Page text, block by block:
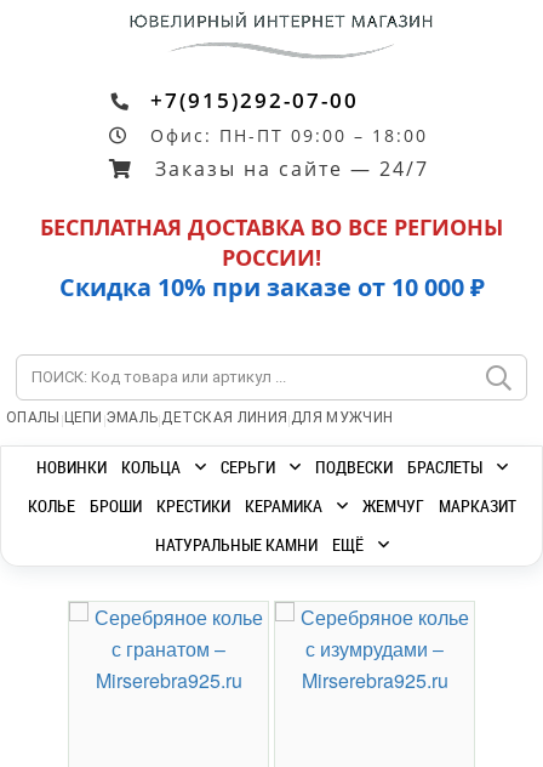
+7(915)292-07-00
Офис: ПН-ПТ 09:00 – 18:00
Заказы на сайте — 24/7
БЕСПЛАТНАЯ ДОСТАВКА ВО ВСЕ РЕГИОНЫ
РОССИИ!
Скидка 10% при заказе от 10 000 ₽
ОПАЛЫ | ЦЕПИ |ЭМАЛЬ|ДЕТСКАЯ ЛИНИЯ |ДЛЯ МУЖЧИН
НОВИНКИ КОЛЬЦА СЕРЬГИ ПОДВЕСКИ
БРАСЛЕТЫ
КОЛЬЕ
БРОШИ КРЕСТИКИ КЕРАМИКА ЖЕМЧУГ
МАРКАЗИТ
НАТУРАЛЬНЫЕ КАМНИ
ЕЩЁ